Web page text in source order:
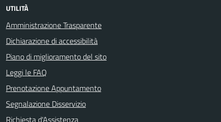
UTILITÀ
Amministrazione Trasparente
Dichiarazione di accessibilità
Piano di miglioramento del sito
Leggi le FAQ
Prenotazione Appuntamento
Segnalazione Disservizio
Richiesta d'Assistenza